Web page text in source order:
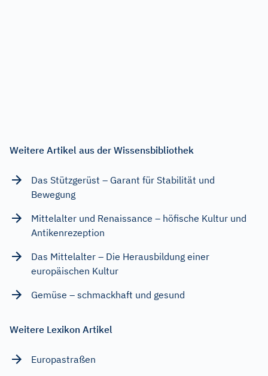
Weitere Artikel aus der Wissensbibliothek
Das Stützgerüst – Garant für Stabilität und
Bewegung
Mittelalter und Renaissance – höfische Kultur und
Antikenrezeption
Das Mittelalter – Die Herausbildung einer
europäischen Kultur
Gemüse – schmackhaft und gesund
Weitere Lexikon Artikel
Europastraßen